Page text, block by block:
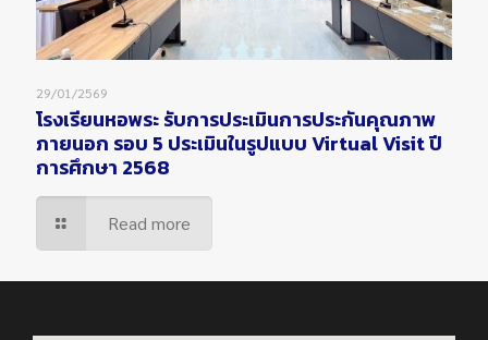
29/01/2569
โรงเรียนหอพระ รับการประเมินการประกันคุณภาพ
ภายนอก รอบ 5 ประเมินในรูปแบบ Virtual Visit ปี
การศึกษา 2568
Read more